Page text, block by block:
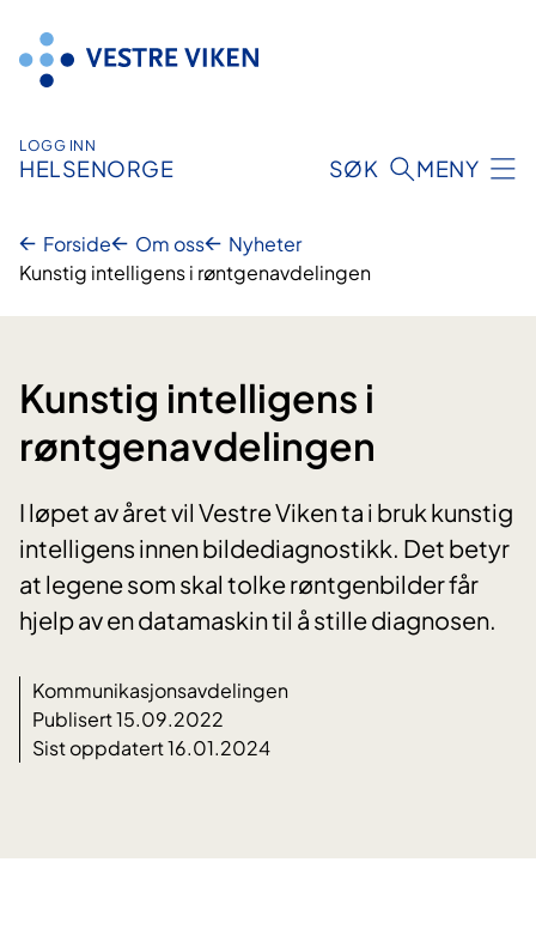
innhold
LOGG INN
HELSENORGE SØK MENY
Forside Om oss
Nyheter
Kunstig intelligens i røntgenavdelingen
Kunstig intelligens i
røntgenavdelingen
I løpet av året vil Vestre Viken ta i bruk kunstig
intelligens innen bildediagnostikk. Det betyr
at legene som skal tolke røntgenbilder får
hjelp av en datamaskin til å stille diagnosen.
Kommunikasjonsavdelingen
Publisert 15.09.2022
Sist oppdatert 16.01.2024